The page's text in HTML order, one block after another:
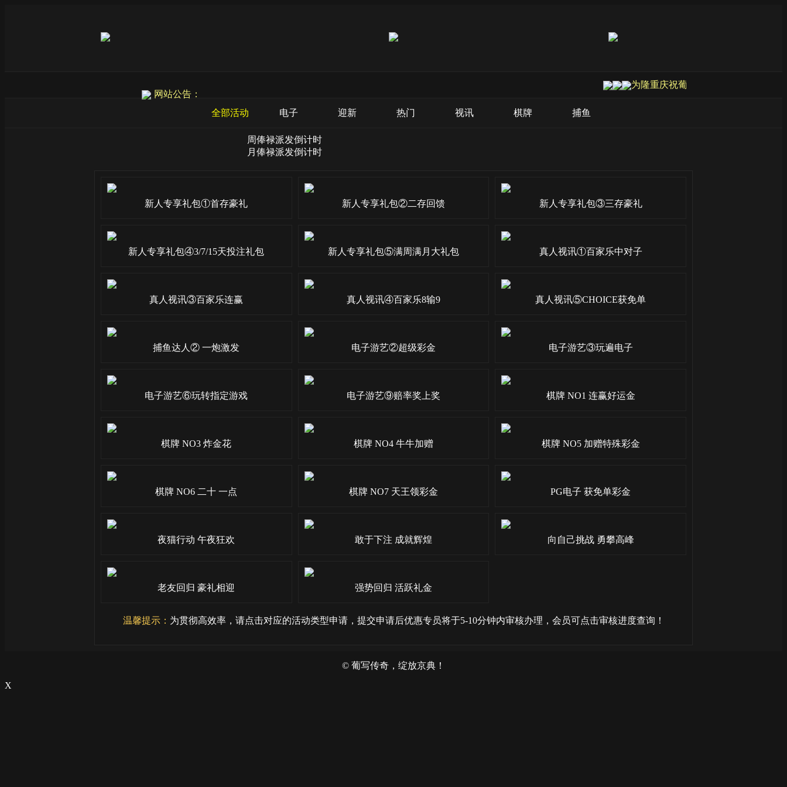
网站公告：
为隆重庆祝葡京娱乐场成立20周年，
全部活动 电子 迎新 热门 视讯 棋牌 捕鱼
周俸禄派发倒计时
月俸禄派发倒计时
新人专享礼包①首存豪礼 新人专享礼包②二存回馈 新人专享礼包③三存豪礼
新人专享礼包④3/7/15天投注礼包 新人专享礼包⑤满周满月大礼包 真人视讯①百家乐中对子
真人视讯③百家乐连赢 真人视讯④百家乐8输9 真人视讯⑤CHOICE获免单
捕鱼达人② 一炮激发 电子游艺②超级彩金 电子游艺③玩遍电子
电子游艺⑥玩转指定游戏 电子游艺⑨赔率奖上奖 棋牌 NO1 连赢好运金
棋牌 NO3 炸金花 棋牌 NO4 牛牛加赠 棋牌 NO5 加赠特殊彩金
棋牌 NO6 二十 一点 棋牌 NO7 天王领彩金 PG电子 获免单彩金
夜猫行动 午夜狂欢 敢于下注 成就辉煌 向自己挑战 勇攀高峰
老友回归 豪礼相迎 强势回归 活跃礼金
温馨提示： 为贯彻高效率，请点击对应的活动类型申请，提交申请后优惠专员将于5-10分钟内审核办理，会员可点击审核进度查询！
© 葡写传奇，绽放京典！
X